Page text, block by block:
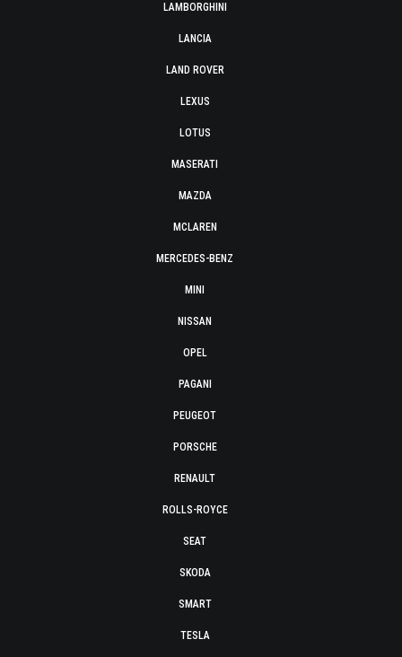
LAMBORGHINI
LANCIA
LAND ROVER
LEXUS
LOTUS
MASERATI
MAZDA
MCLAREN
MERCEDES-BENZ
MINI
NISSAN
OPEL
PAGANI
PEUGEOT
PORSCHE
RENAULT
ROLLS-ROYCE
SEAT
SKODA
SMART
TESLA